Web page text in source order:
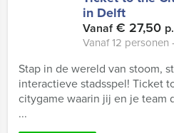
in Delft
Vanaf€ 27,50
Vanaf 12 personen
Stap in de wereld van stoom,
interactieve stadsspel! Ticket
citygame waarin jij en je team
...